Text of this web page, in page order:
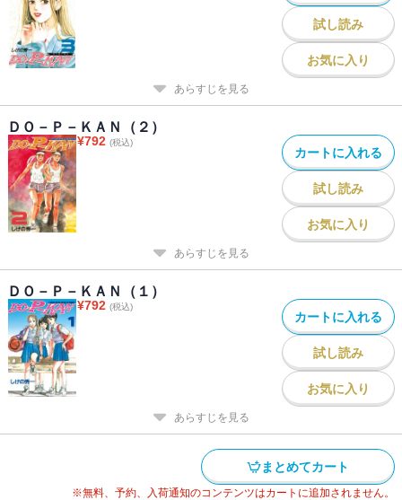
試し読み
お気に入り
あらすじを見る
ＤＯ－Ｐ－ＫＡＮ（２）
¥792 (税込)
カートに入れる
試し読み
お気に入り
あらすじを見る
ＤＯ－Ｐ－ＫＡＮ（１）
¥792 (税込)
カートに入れる
試し読み
お気に入り
あらすじを見る
まとめてカート
※無料、予約、入荷通知のコンテンツはカートに追加されません。